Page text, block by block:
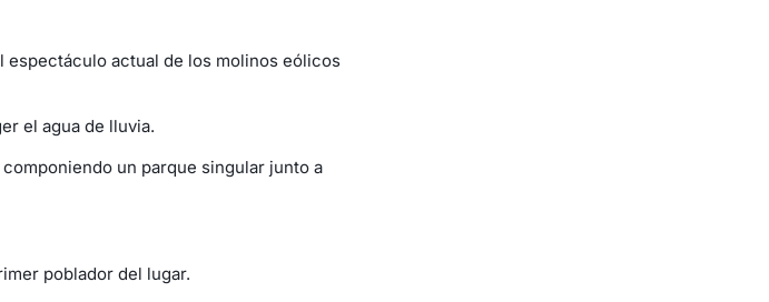
espectáculo actual de los molinos eólicos
el agua de lluvia.
un parque singular junto a
poblador del lugar.